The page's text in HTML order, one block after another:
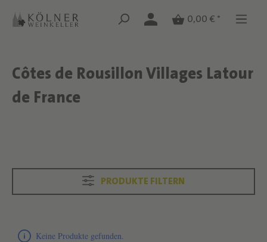
Zum Hauptinhalt springen
Zum Hauptinhalt springen
0,00 € *
Text überspringen
Côtes de Rousillon Villages Latour
de France
Text überspringen
PRODUKTE FILTERN
Keine Produkte gefunden.